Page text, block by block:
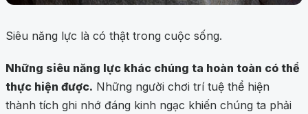
Siêu năng lực là có thật trong cuộc sống.
Những siêu năng lực khác chúng ta hoàn toàn có thể
thực hiện được. Những người chơi trí tuệ thể hiện
thành tích ghi nhớ đáng kinh ngạc khiến chúng ta phải